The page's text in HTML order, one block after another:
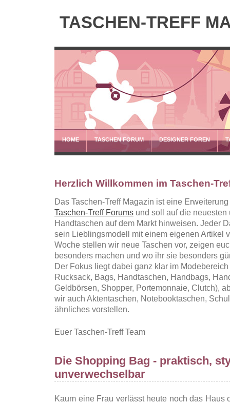
TASCHEN-TREFF
HOME TASCHEN FORUM DESIGNER FOREN
Herzlich Willkommen im Taschen-
Das Taschen-Treff Magazin ist eine
Taschen-Treff Forums und soll auf die neuesten
Handtaschen auf dem Markt hinweisen. Jeder
sein Lieblingsmodell mit einem eigenen Artikel
Woche stellen wir neue Taschen vor, zeigen
besonders machen und wo ihr sie besonders
Der Fokus liegt dabei ganz klar im Modebereich
Rucksack, Bags, Handtaschen, Handbags,
Geldbörsen, Shopper, Portemonnaie, Clutch),
wir auch Aktentaschen, Notebooktaschen,
ähnliches vorstellen.
Euer Taschen-Treff Team
Die Shopping Bag - praktisch,
unverwechselbar
Kaum eine Frau verlässt heute noch das Haus